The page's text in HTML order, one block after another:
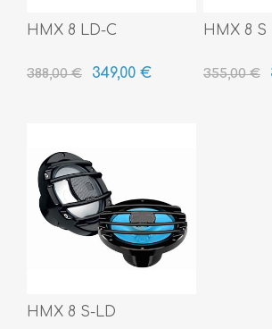
HMX 8 LD-C
388,00 € 349,00 €
HMX 8 S
355,00 €
HMX 8 S-LD